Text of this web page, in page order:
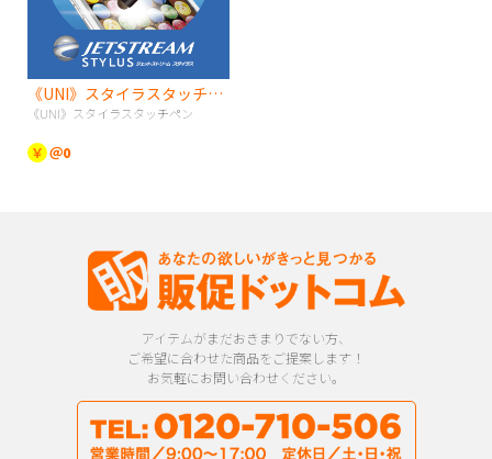
《UNI》スタイラスタッチペン
《UNI》スタイラスタッチペン
￥ ＠0
アイテムがまだおきまりでない方、
ご希望に合わせた商品をご提案します！
お気軽にお問い合わせください。